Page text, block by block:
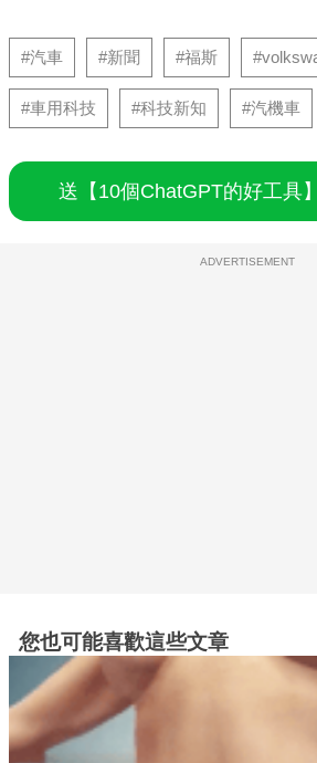
#汽車 #新聞 #福斯
#車用科技 #科技新知 #汽機車
送【10個ChatGPT的好工具
ADVERTISEMENT
您也可能喜歡這些文章